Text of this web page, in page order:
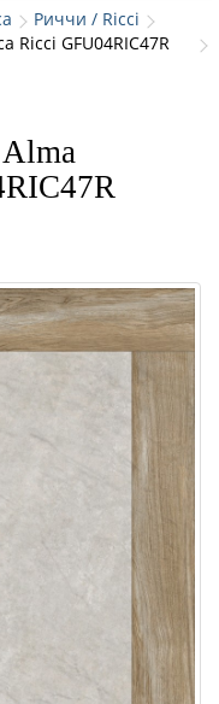
Риччи / Ricci
Ricci GFU04RIC47R
Alma